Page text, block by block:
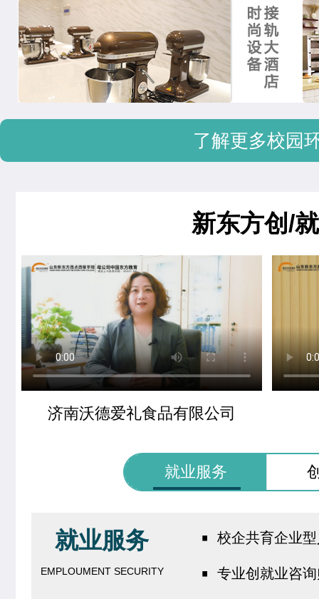
了解更多校园
新东方创/
济南沃德爱礼食品有限公司
就业服务
就业服务
EMPLOUMENT SECURITY
· 校企共育企业
· 专业创就业咨